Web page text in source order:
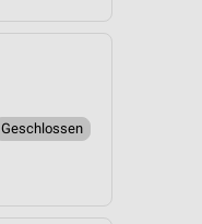
Geschlossen